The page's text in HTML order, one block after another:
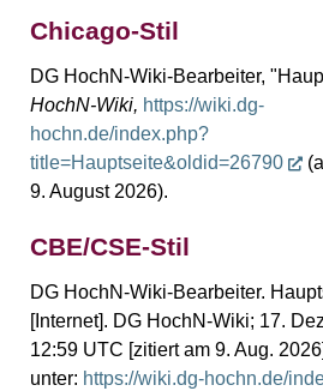
Chicago-Stil
DG HochN-Wiki-Bearbeiter,
HochN-Wiki, https://wiki.dg-
hochn.de/index.php?
title=Hauptseite&oldid=26790
9. August 2026).
CBE/CSE-Stil
DG HochN-Wiki-Bearbeiter.
[Internet]. DG HochN-Wiki; 17.
12:59 UTC [zitiert am 9. Aug.
unter: https://wiki.dg-hochn.de/